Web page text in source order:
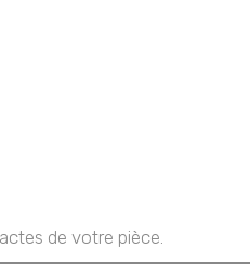
de votre pièce.